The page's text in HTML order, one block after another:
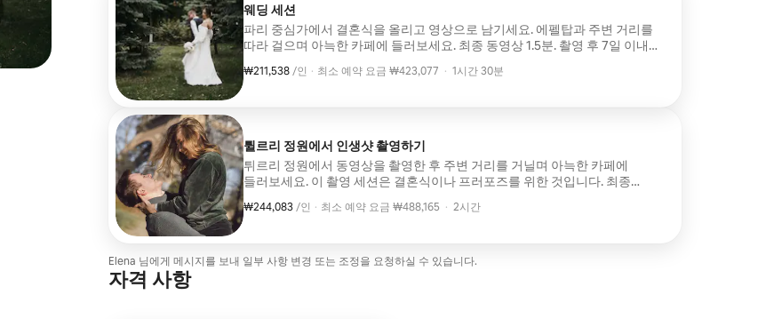
웨딩 세션
파리 중심가에서 결혼식을 올리고 영상으로 남기세요. 에펠탑과 주변 거리를
따라 걸으며 아늑한 카페에 들러보세요. 최종 동영상 1.5분. 촬영 후 7일 이내에
₩211,538 /인
1인당 ₩211,538· 최소 예약 요금 ₩423,077
, · 1시간 30분
튈르리 정원에서 인생샷 촬영하기
튀르리 정원에서 동영상을 촬영한 후 주변 거리를 거닐며 아늑한 카페에
들러보세요. 이 촬영 세션은 결혼식이나 프러포즈를 위한 것입니다. 최종
₩244,083 /인
1인당 ₩244,083· 최소 예약 요금 ₩488,165
, · 2시간
Elena 님에게 메시지를 보내 일부 사항 변경 또는 조정을 요청하실 수 있습니다.
자격 사항